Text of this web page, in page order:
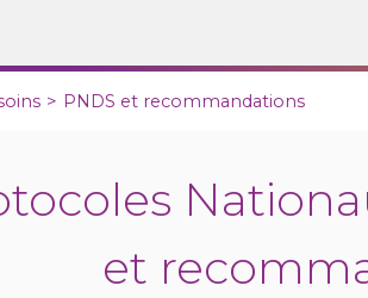
> PNDS et recommandations
et